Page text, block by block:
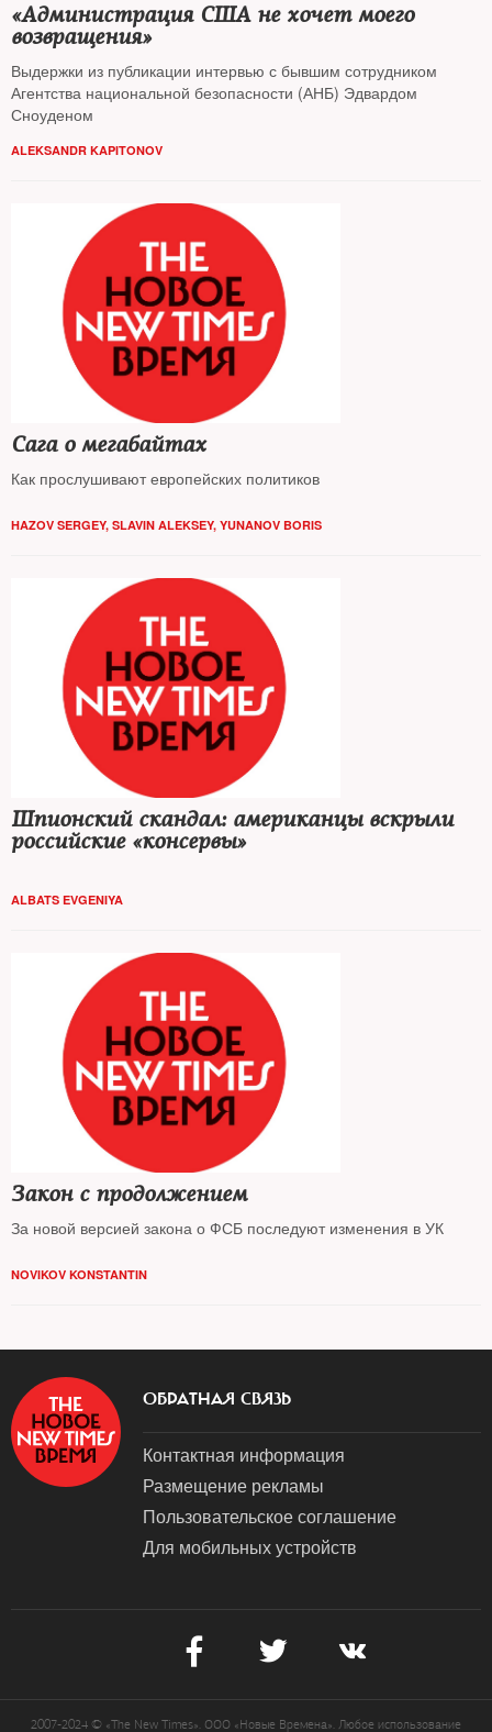
«Администрация США не хочет моего
возвращения»
Выдержки из публикации интервью с бывшим сотрудником
Агентства национальной безопасности (АНБ) Эдвардом
Сноуденом
ALEKSANDR KAPITONOV
Сага о мегабайтах
Как прослушивают европейских политиков
HAZOV SERGEY, SLAVIN ALEKSEY, YUNANOV BORIS
Шпионский скандал: американцы вскрыли
российские «консервы»
ALBATS EVGENIYA
Закон с продолжением
За новой версией закона о ФСБ последуют изменения в УК
NOVIKOV KONSTANTIN
ОБРАТНАЯ СВЯЗЬ
Контактная информация
Размещение рекламы
Пользовательское соглашение
Для мобильных устройств
2007-2024 © «The New Times». ООО «Новые Времена». Любое использование